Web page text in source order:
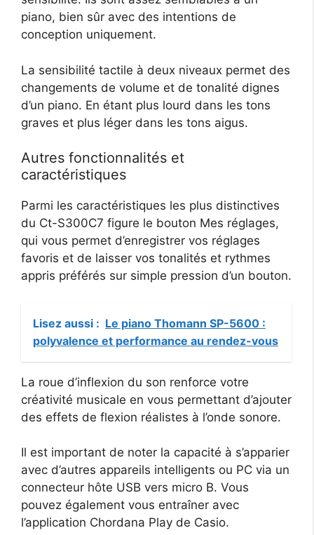
piano, bien sûr avec des intentions de
conception uniquement.
La sensibilité tactile à deux niveaux permet des
changements de volume et de tonalité dignes
d’un piano. En étant plus lourd dans les tons
graves et plus léger dans les tons aigus.
Autres fonctionnalités et
caractéristiques
Parmi les caractéristiques les plus distinctives
du Ct-S300C7 figure le bouton Mes réglages,
qui vous permet d’enregistrer vos réglages
favoris et de laisser vos tonalités et rythmes
appris préférés sur simple pression d’un bouton.
Lisez aussi : Le piano Thomann SP-5600 :
polyvalence et performance au rendez-vous
La roue d’inflexion du son renforce votre
créativité musicale en vous permettant d’ajouter
des effets de flexion réalistes à l’onde sonore.
Il est important de noter la capacité à s’apparier
avec d’autres appareils intelligents ou PC via un
connecteur hôte USB vers micro B. Vous
pouvez également vous entraîner avec
l’application Chordana Play de Casio.